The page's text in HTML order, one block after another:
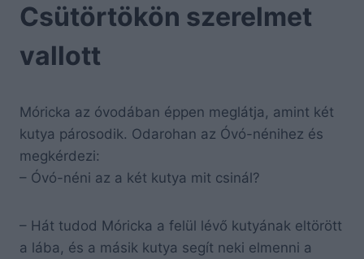
Csütörtökön szerelmet
vallott
Móricka az óvodában éppen meglátja, amint két
kutya párosodik. Odarohan az Óvó-nénihez és
megkérdezi:
– Óvó-néni az a két kutya mit csinál?
– Hát tudod Móricka a felül lévő kutyának eltörött
a lába, és a másik kutya segít neki elmenni a